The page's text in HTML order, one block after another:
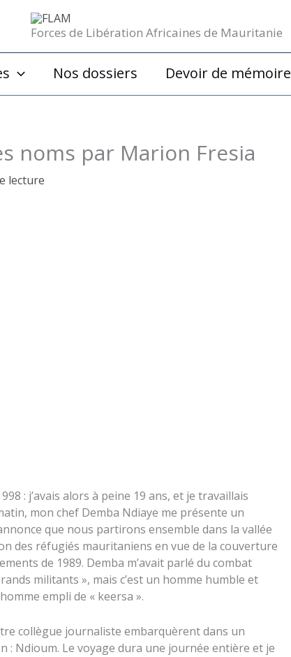
Forces de Libération Africaines de Mauritanie
Nos dossiers Devoir de mémoire
noms par Marion Fresia
lecture
: j’avais alors à peine 19 ans, et je travaillais
mon chef Demba Ndiaye me présente un
que nous partirons ensemble dans la vallée
des réfugiés mauritaniens en vue de la couverture
de 1989. Demba m’avait parlé du combat
militants », mais c’est un homme humble et
empli de « keersa ».
collègue journaliste embarquèrent dans un
: Ndioum. Le voyage dura une journée entière et je